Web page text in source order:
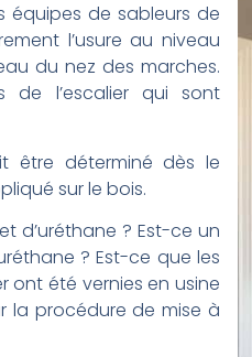
équipes de sableurs de
l’usure au niveau
du nez des marches.
de l’escalier qui sont
être déterminé dès le
sur le bois.
d’uréthane ? Est-ce un
? Est-ce que les
ont été vernies en usine
la procédure de mise à